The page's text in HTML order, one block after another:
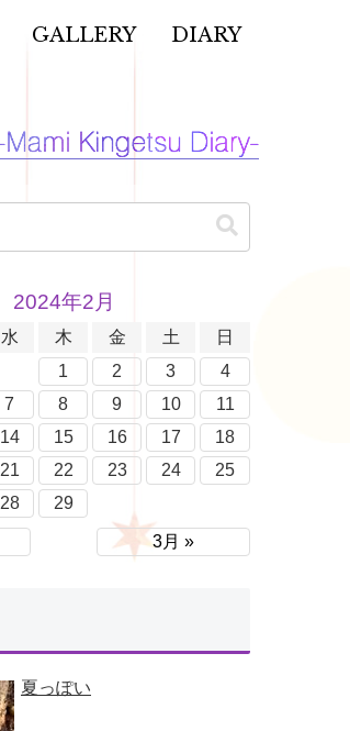
GALLERY DIARY
2024年2月
水 木 金 土
日
1
2 3
4
7 8 9 10
11
14 15 16 17
18
21 22 23 24
25
28 29
3月 »
夏っぽい